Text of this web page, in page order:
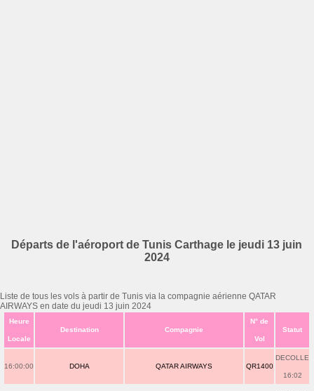
Départs de l'aéroport de Tunis Carthage le jeudi 13 juin
2024
Liste de tous les vols à partir de Tunis via la compagnie aérienne QATAR
AIRWAYS en date du jeudi 13 juin 2024
Heure
Locale
Destination Compagnie
N° de
Vol
Statut
16:00:00 DOHA QATAR AIRWAYS QR1400
DECOLLE
16:02